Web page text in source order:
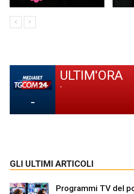
-
ULTIM'ORA
-
GLI ULTIMI ARTICOLI
Programmi TV del